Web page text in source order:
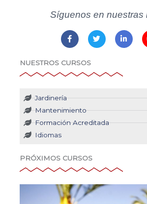
Síguenos en nuestras
F
a
c
b
o
o
f
T
w
i
r
L
i
n
i
NUESTROS CURSOS
Jardinería
Mantenimiento
Formación Acreditada
Idiomas
PRÓXIMOS CURSOS